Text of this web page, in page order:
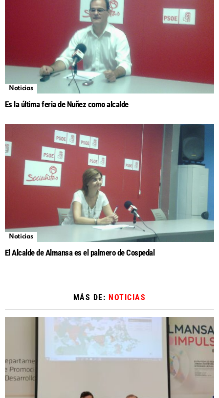
Noticias
Es la última feria de Nuñez como alcalde
Noticias
El Alcalde de Almansa es el palmero de Cospedal
MÁS DE: NOTICIAS